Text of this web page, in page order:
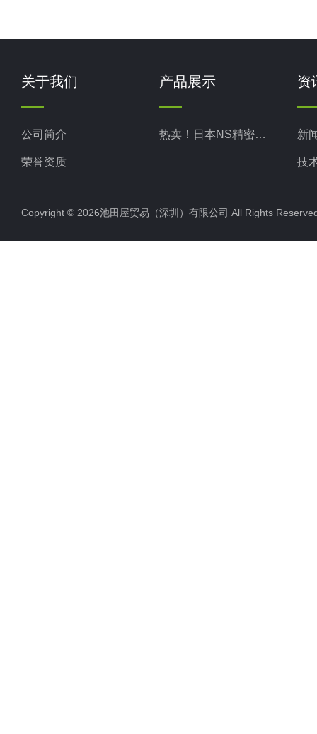
关于我们
公司简介
荣誉资质
产品展示
热卖！日本NS精密科学
资
新
技
Copyright © 2026池田屋贸易（深圳）有限公司 All Rights